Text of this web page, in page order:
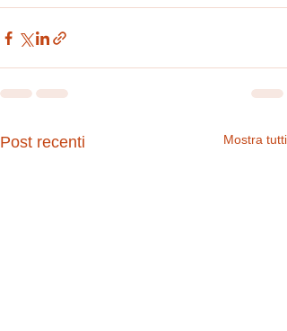
Post recenti Mostra tutti